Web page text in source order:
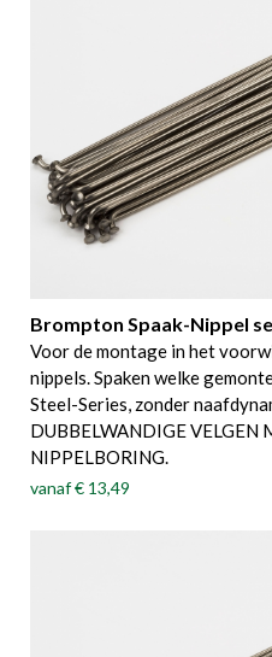
Brompton Spaak-Nippel
Voor de montage in het
nippels. Spaken welke
Steel-Series, zonder
DUBBELWANDIGE VELGEN
NIPPELBORING.
vanaf€ 13,49